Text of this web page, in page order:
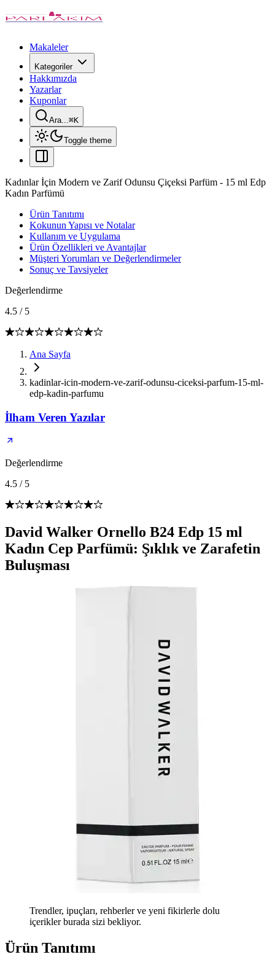
Makaleler
Kategoriler
Hakkımızda
Yazarlar
Kuponlar
Ara...⌘K
Toggle theme
Kadınlar İçin Modern ve Zarif Odunsu Çiçeksi Parfüm - 15 ml Edp
Kadın Parfümü
Ürün Tanıtımı
Kokunun Yapısı ve Notalar
Kullanım ve Uygulama
Ürün Özellikleri ve Avantajlar
Müşteri Yorumları ve Değerlendirmeler
Sonuç ve Tavsiyeler
Değerlendirme
4.5 / 5
Ana Sayfa
kadinlar-icin-modern-ve-zarif-odunsu-ciceksi-parfum-15-ml-
edp-kadin-parfumu
İlham Veren Yazılar
Değerlendirme
4.5 / 5
David Walker Ornello B24 Edp 15 ml
Kadın Cep Parfümü: Şıklık ve Zarafetin
Buluşması
Trendler, ipuçları, rehberler ve yeni fikirlerle dolu
içerikler burada sizi bekliyor.
Ürün Tanıtımı